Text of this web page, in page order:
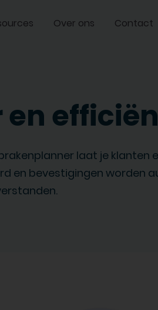
Over ons Contact
en
laat je klanten
en bevestigingen worden